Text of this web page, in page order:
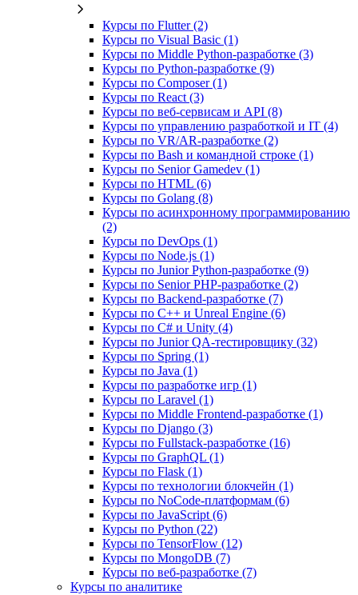
Курсы по Flutter (2)
Курсы по Visual Basic (1)
Курсы по Middle Python-разработке (3)
Курсы по Python-разработке (9)
Курсы по Composer (1)
Курсы по React (3)
Курсы по веб‑сервисам и API (8)
Курсы по управлению разработкой и IT (4)
Курсы по VR/AR‑разработке (2)
Курсы по Bash и командной строке (1)
Курсы по Senior Gamedev (1)
Курсы по HTML (6)
Курсы по Golang (8)
Курсы по асинхронному программированию
(2)
Курсы по DevOps (1)
Курсы по Node.js (1)
Курсы по Junior Python-разработке (9)
Курсы по Senior PHP-разработке (2)
Курсы по Backend‑разработке (7)
Курсы по C++ и Unreal Engine (6)
Курсы по C# и Unity (4)
Курсы по Junior QA-тестировщику (32)
Курсы по Spring (1)
Курсы по Java (1)
Курсы по разработке игр (1)
Курсы по Laravel (1)
Курсы по Middle Frontend-разработке (1)
Курсы по Django (3)
Курсы по Fullstack‑разработке (16)
Курсы по GraphQL (1)
Курсы по Flask (1)
Курсы по технологии блокчейн (1)
Курсы по NoCode‑платформам (6)
Курсы по JavaScript (6)
Курсы по Python (22)
Курсы по TensorFlow (12)
Курсы по MongoDB (7)
Курсы по веб‑разработке (7)
Курсы по аналитике